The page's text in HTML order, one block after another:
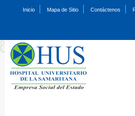
Inicio Mapa de Sitio Contáctenos